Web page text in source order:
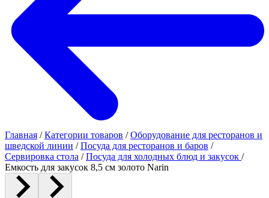
Главная / Категории товаров / Оборудование для ресторанов и
шведской линии / Посуда для ресторанов и баров /
Сервировка стола / Посуда для холодных блюд и закусок /
Емкость для закусок 8,5 см золото Narin